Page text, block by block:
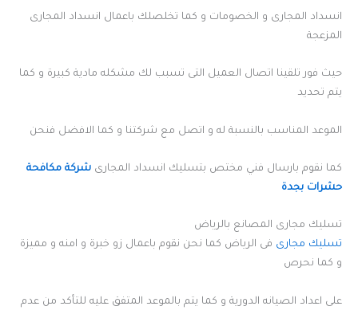
انسداد المجارى و الخصومات و كما تخلصلك باعمال انسداد المجارى
المزعجة
حيث فور تلقينا اتصال العميل التى تسبب لك مشكله مادية كبيرة و كما
يتم تحديد
الموعد المناسب بالنسبة له و اتصل مع شركتنا و كما الافضل فنحن
كما نقوم بارسال فني مختص بتسليك انسداد المجارى شركة مكافحة
حشرات بجدة
تسليك مجارى المصانع بالرياض
تسليك مجارى فى الرياض كما نحن نقوم باعمال زو خبرة و امنه و مميزة
و كما نحرص
على اعداد الصيانه الدورية و كما يتم بالموعد المتفق عليه للتأكد من عدم